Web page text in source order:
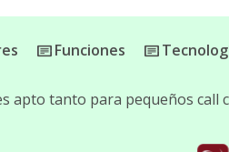
Funciones
apto tanto para pequeños